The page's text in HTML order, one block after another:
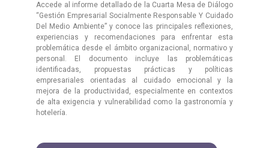
Accede al informe detallado de la Cuarta Mesa de Diálogo
“Gestión Empresarial Socialmente Responsable Y Cuidado
Del Medio Ambiente” y conoce las principales reflexiones,
experiencias y recomendaciones para enfrentar esta
problemática desde el ámbito organizacional, normativo y
personal. El documento incluye las problemáticas
identificadas, propuestas prácticas y políticas
empresariales orientadas al cuidado emocional y la
mejora de la productividad, especialmente en contextos
de alta exigencia y vulnerabilidad como la gastronomía y
hotelería.